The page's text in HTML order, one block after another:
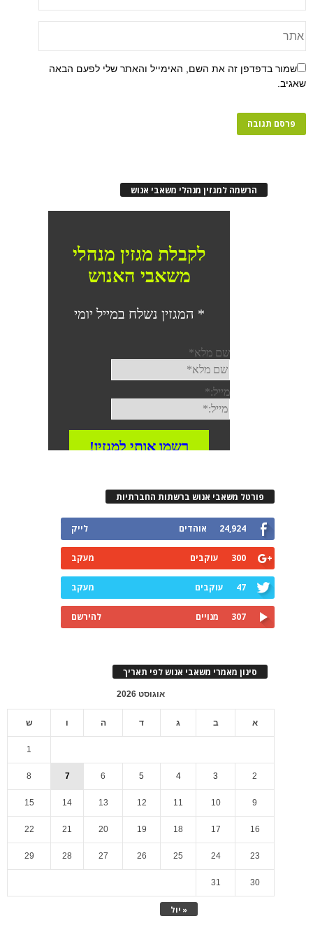
שמור בדפדפן זה את השם, האימייל והאתר שלי לפעם הבאה
שאגיב.
הרשמה למגזין מנהלי משאבי אנוש
פורטל משאבי אנוש ברשתות החברתיות
24,924 אוהדים לייק
300 עוקבים מעקב
47 עוקבים מעקב
307 מנויים להירשם
סינון מאמרי משאבי אנוש לפי תאריך
אוגוסט 2026
א ב ג ד ה ו ש
« יול
1
2
3
4
5
6
7
8
9
10
11
12
13
14
15
16
17
18
19
20
21
22
23
24
25
26
27
28
29
30
31